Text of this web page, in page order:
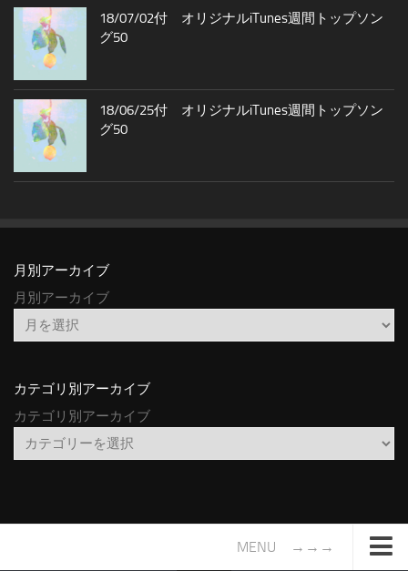
18/07/02付 オリジナルiTunes週間トップソン
グ50
18/06/25付 オリジナルiTunes週間トップソン
グ50
月別アーカイブ
月別アーカイブ
カテゴリ別アーカイブ
カテゴリ別アーカイブ
MENU →→→